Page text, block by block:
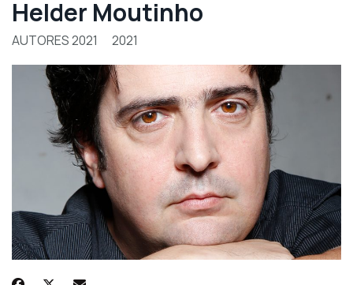
Helder Moutinho
AUTORES 2021 2021